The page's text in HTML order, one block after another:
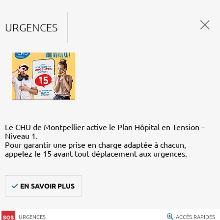
URGENCES
Le CHU de Montpellier active le Plan Hôpital en Tension –
Niveau 1.
Pour garantir une prise en charge adaptée à chacun,
appelez le 15 avant tout déplacement aux urgences.
EN SAVOIR PLUS
URGENCES ACCÈS RAPIDES